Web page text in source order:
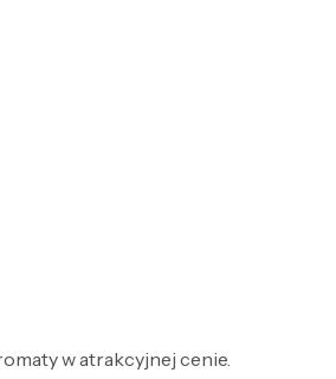
w atrakcyjnej cenie.